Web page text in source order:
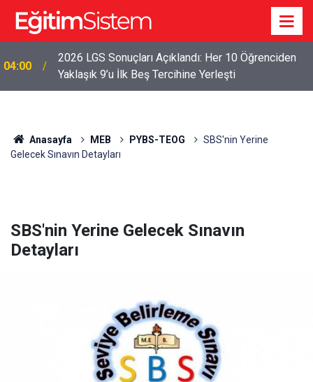
04:00
2026 LGS Sonuçları Açıklandı: Her 10 Öğrenciden
Yaklaşık 9’u İlk Beş Tercihine Yerleşti
Anasayfa MEB PYBS-TEOG
SBS'nin Yerine
Gelecek Sınavın Detayları
SBS'nin Yerine Gelecek Sınavın
Detayları